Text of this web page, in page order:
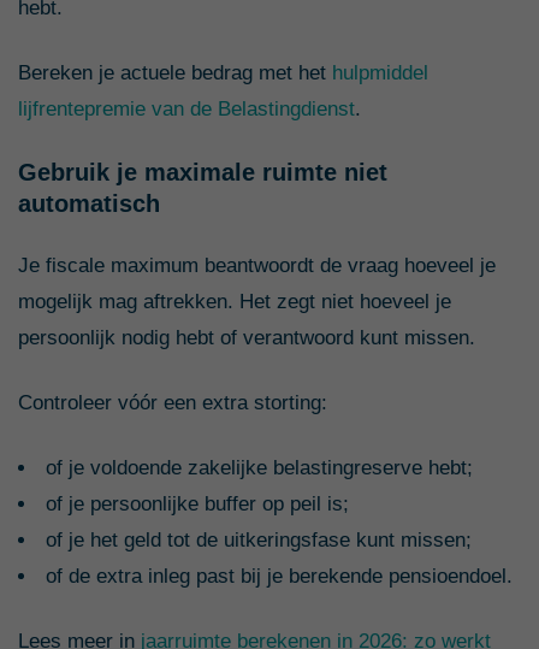
hebt.
Bereken je actuele bedrag met het hulpmiddel
lijfrentepremie van de Belastingdienst.
Gebruik je maximale ruimte niet
automatisch
Je fiscale maximum beantwoordt de vraag hoeveel je
mogelijk mag aftrekken. Het zegt niet hoeveel je
persoonlijk nodig hebt of verantwoord kunt missen.
Controleer vóór een extra storting:
of je voldoende zakelijke belastingreserve hebt;
of je persoonlijke buffer op peil is;
of je het geld tot de uitkeringsfase kunt missen;
of de extra inleg past bij je berekende pensioendoel.
Lees meer in jaarruimte berekenen in 2026: zo werkt